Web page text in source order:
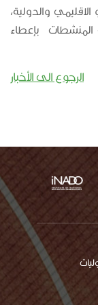
والدولية،
المنشطات بإعطاء
الرجوع الى الأخبار